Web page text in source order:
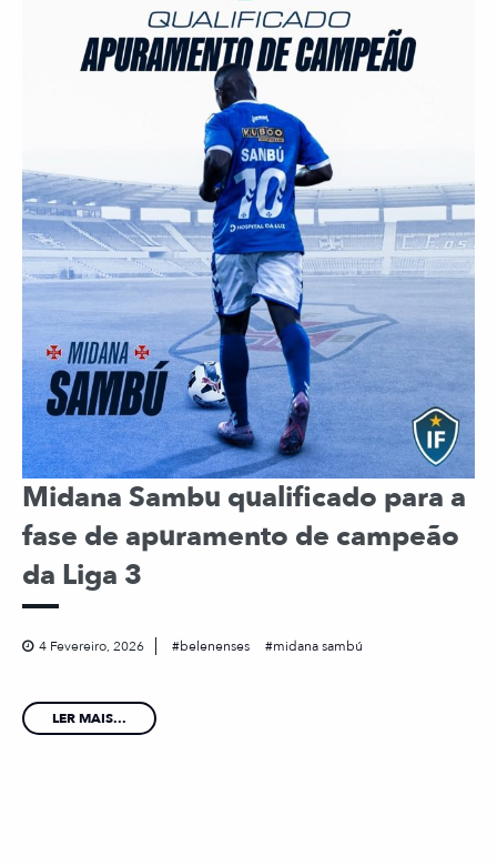
Midana Sambu qualificado para a
fase de apuramento de campeão
da Liga 3
4 Fevereiro, 2026 belenenses midana sambú
LER MAIS...